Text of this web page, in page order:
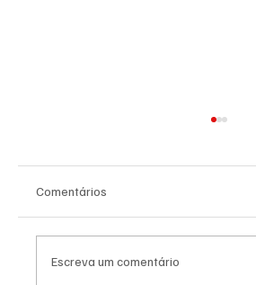
Comentários
Escreva um comentário